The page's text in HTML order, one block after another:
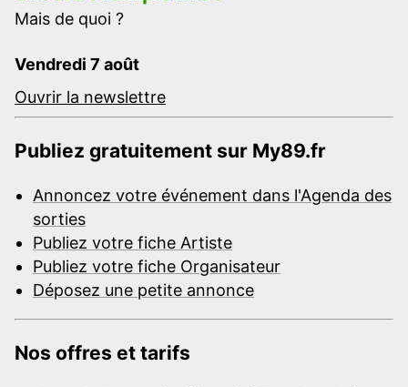
Mais de quoi ?
Vendredi 7 août
Ouvrir la newslettre
Publiez gratuitement sur My89.fr
Annoncez votre événement dans l'Agenda des
sorties
Publiez votre fiche Artiste
Publiez votre fiche Organisateur
Déposez une petite annonce
Nos offres et tarifs